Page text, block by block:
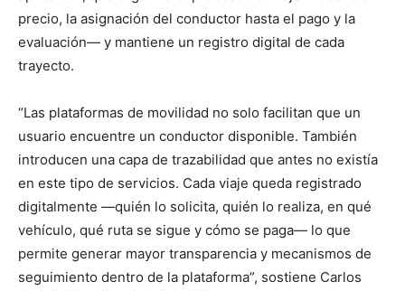
precio, la asignación del conductor hasta el pago y la
evaluación— y mantiene un registro digital de cada
trayecto.
“Las plataformas de movilidad no solo facilitan que un
usuario encuentre un conductor disponible. También
introducen una capa de trazabilidad que antes no existía
en este tipo de servicios. Cada viaje queda registrado
digitalmente —quién lo solicita, quién lo realiza, en qué
vehículo, qué ruta se sigue y cómo se paga— lo que
permite generar mayor transparencia y mecanismos de
seguimiento dentro de la plataforma”, sostiene Carlos